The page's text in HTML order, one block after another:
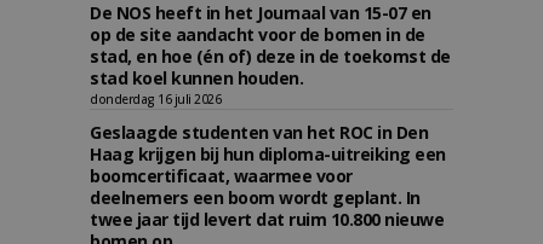
De NOS heeft in het Journaal van 15-07 en
op de site aandacht voor de bomen in de
stad, en hoe (én of) deze in de toekomst de
stad koel kunnen houden.
donderdag 16 juli 2026
Geslaagde studenten van het ROC in Den
Haag krijgen bij hun diploma-uitreiking een
boomcertificaat, waarmee voor
deelnemers een boom wordt geplant. In
twee jaar tijd levert dat ruim 10.800 nieuwe